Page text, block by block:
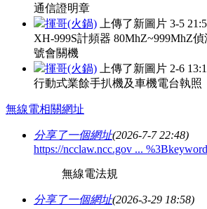
通信證明章
揮哥(火鍋) 上傳了新圖片 3-5
XH-999S計頻器 80MhZ~999MhZ
號會關機
揮哥(火鍋) 上傳了新圖片 2-6
行動式業餘手扒機及車機電台執照
無線電相關網址
分享了一個網址(2026-7-7 22:48)
https://ncclaw.ncc.gov ...
無線電法規
分享了一個網址(2026-3-29 18:58)